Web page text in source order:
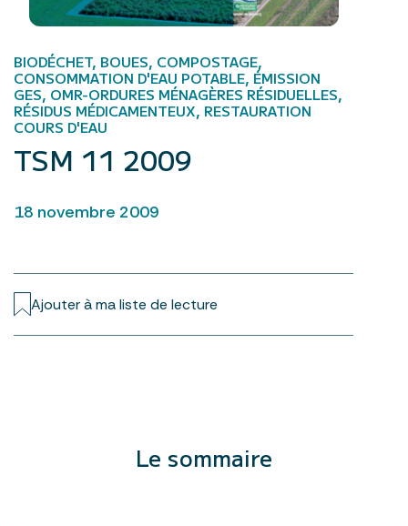
BIODÉCHET, BOUES, COMPOSTAGE,
CONSOMMATION D'EAU POTABLE, ÉMISSION
GES, OMR-ORDURES MÉNAGÈRES RÉSIDUELLES,
RÉSIDUS MÉDICAMENTEUX, RESTAURATION
COURS D'EAU
TSM 11 2009
18 novembre 2009
Ajouter à ma liste de lecture
Le sommaire